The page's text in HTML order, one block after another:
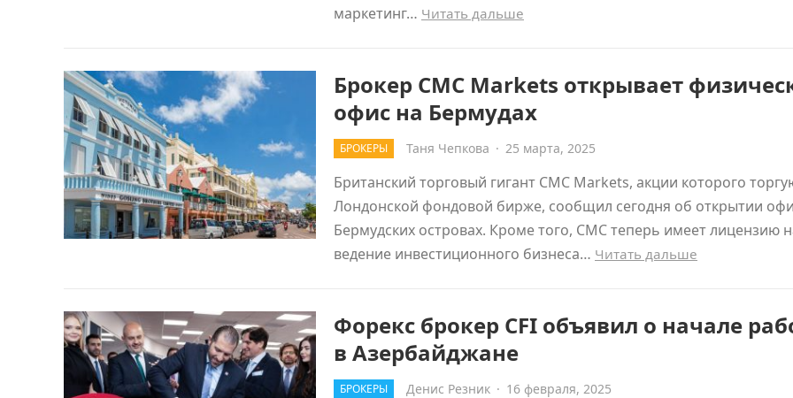
маркетинг… Читать дальше
Брокер CMC Markets открывает
офис на Бермудах
БРОКЕРЫ Таня Чепкова · 25 марта, 2025
Британский торговый гигант CMC Markets, акции которого
Лондонской фондовой бирже, сообщил сегодня об открытии
Бермудских островах. Кроме того, CMC теперь имеет лицензию
ведение инвестиционного бизнеса… Читать дальше
Форекс брокер CFI объявил о начале
в Азербайджане
БРОКЕРЫ Денис Резник · 16 февраля, 2025